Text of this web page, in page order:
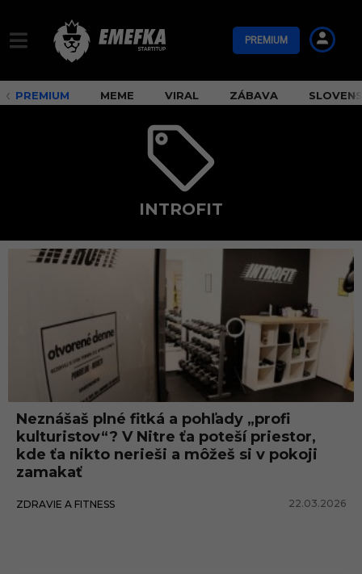
PREMIUM
PREMIUM MEME VIRAL ZÁBAVA
INTROFIT
i
tNeznášaš plné fitká a pohľady „profi
kulturistov“? V Nitre ťa poteší priestor,
kde ťa nikto nerieši a môžeš si v pokoji
zamakať
ZDRAVIE A FITNESS 22.03.2026